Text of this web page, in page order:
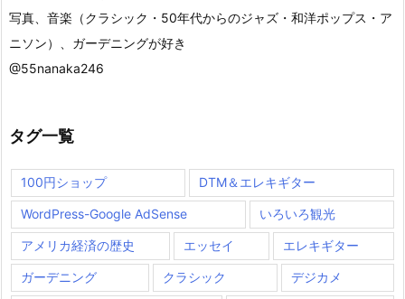
写真、音楽（クラシック・50年代からのジャズ・和洋ポップス・ア
ニソン）、ガーデニングが好き
@55nanaka246
タグ一覧
100円ショップ DTM＆エレキギター
WordPress-Google AdSense いろいろ観光
アメリカ経済の歴史 エッセイ エレキギター
ガーデニング クラシック デジカメ